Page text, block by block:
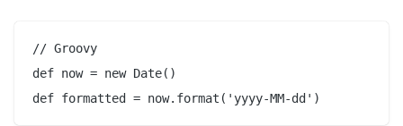
// Groovy
def now = new Date()